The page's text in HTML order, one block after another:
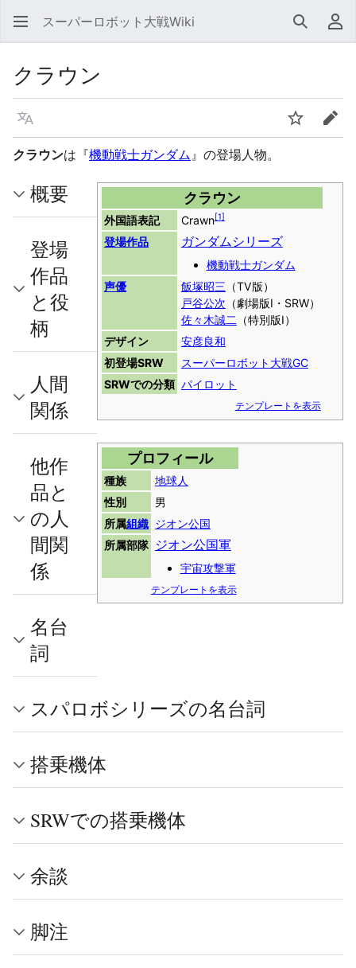
スーパーロボット大戦Wiki 検索 利
クラウン
言語 ウォッチ編集
クラウンは『機動戦士ガンダム』の登場人物。
クラウン
外国語表記 Crawn[1
登場作品 ガンダムシリーズ
機動戦士ガンダム
声優
飯塚昭三 （TV版）
戸谷公次 （劇場版I・SRW）
佐々木誠二
（特別版I）
デザイン
安彦良和
初登場SRW
スーパーロボット大戦GC
SRWでの分類 パイロット
テンプレートを表示
プロフィール
種族
地球人
性別
男
所属組織 ジオン公国
所属部隊 ジオン公国軍
宇宙攻撃軍
テンプレートを表示
概要
登場
作品
と役
柄
人間
関係
他作
品と
の人
間関
係
名台
詞
スパロボシリーズの名台詞
搭乗機体
SRWでの搭乗機体
余談
脚注